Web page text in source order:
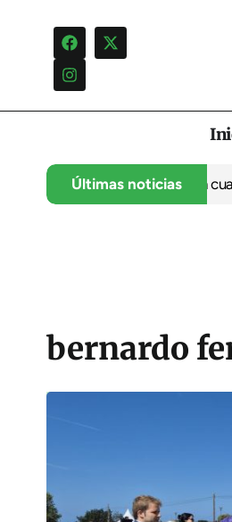
Últimas noticias
su 35º aniversario con cuatro
bernardo